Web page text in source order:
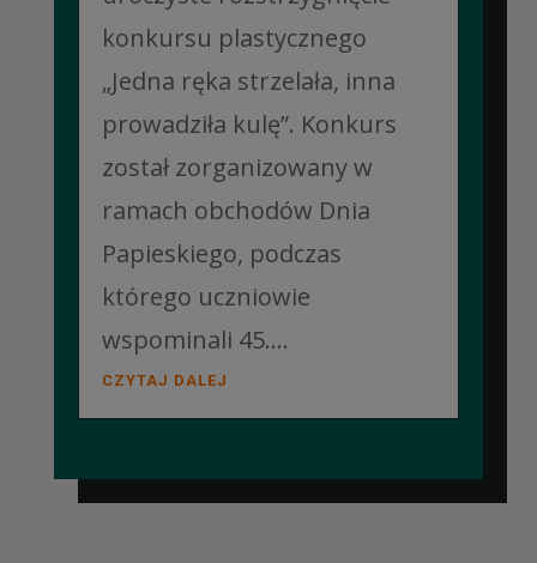
konkursu plastycznego
„Jedna ręka strzelała, inna
prowadziła kulę”. Konkurs
został zorganizowany w
ramach obchodów Dnia
Papieskiego, podczas
którego uczniowie
wspominali 45....
CZYTAJ DALEJ